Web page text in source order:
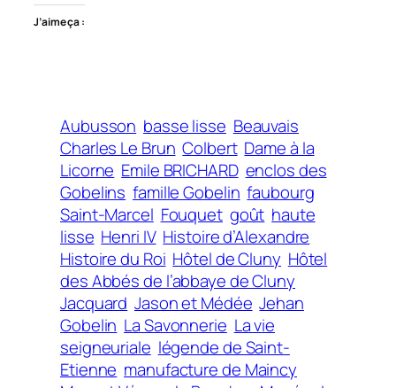
J’aime ça :
Aubusson basse lisse Beauvais
Charles Le Brun Colbert Dame à la
Licorne Emile BRICHARD enclos des
Gobelins famille Gobelin faubourg
Saint-Marcel Fouquet goût haute
lisse Henri IV Histoire d’Alexandre
Histoire du Roi Hôtel de Cluny Hôtel
des Abbés de l’abbaye de Cluny
Jacquard Jason et Médée Jehan
Gobelin La Savonnerie La vie
seigneuriale légende de Saint-
Etienne manufacture de Maincy